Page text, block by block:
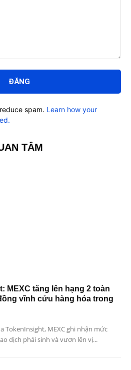
spam. Learn how your
TÂM
MEXC tăng lên hạng 2 toàn
vĩnh cửu hàng hóa trong
TokenInsight, MEXC ghi nhận mức
dịch phái sinh và vươn lên vị...